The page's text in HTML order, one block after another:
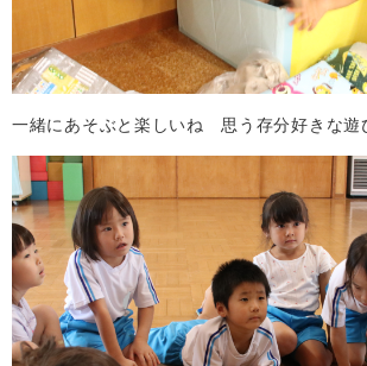
一緒にあそぶと楽しいね 思う存分好きな遊